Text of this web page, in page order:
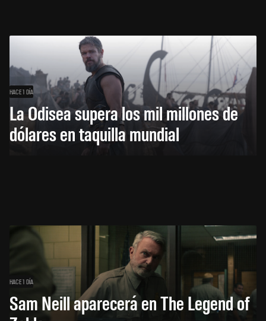
HACE 1 DÍA
La Odisea supera los mil millones de
dólares en taquilla mundial
HACE 1 DÍA
Sam Neill aparecerá en The Legend of